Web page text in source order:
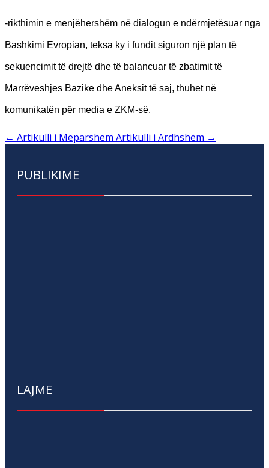
-rikthimin e menjëhershëm në dialogun e ndërmjetësuar nga
Bashkimi Evropian, teksa ky i fundit siguron një plan të
sekuencimit të drejtë dhe të balancuar të zbatimit të
Marrëveshjes Bazike dhe Aneksit të saj, thuhet në
komunikatën për media e ZKM-së.
← Artikulli i Mëparshëm Artikulli i Ardhshëm →
PUBLIKIME
LAJME